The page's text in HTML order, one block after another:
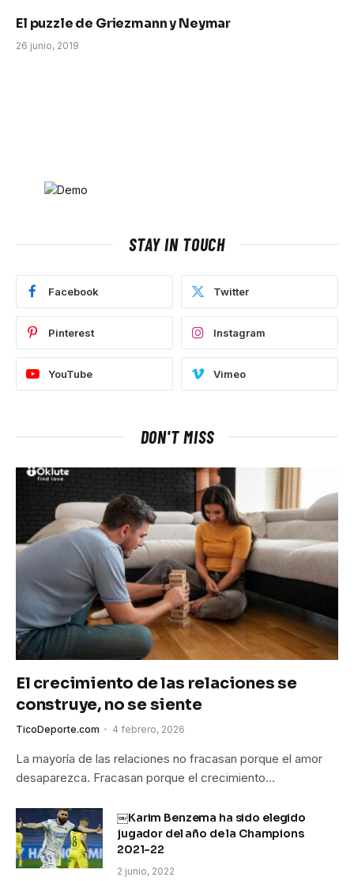
El puzzle de Griezmann y Neymar
26 junio, 2019
STAY IN TOUCH
Facebook Twitter
Pinterest Instagram
YouTube Vimeo
DON'T MISS
El crecimiento de las relaciones se
construye, no se siente
TicoDeporte.com 4 febrero, 2026
La mayoría de las relaciones no fracasan porque el amor
desaparezca. Fracasan porque el crecimiento…
￼Karim Benzema ha sido elegido
jugador del año de la Champions
2021-22
2 junio, 2022